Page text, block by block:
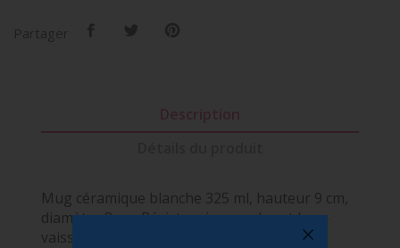
Mug céramique blanche 325 ml, hauteur 9 cm,
diamètre 8 cm. Résiste micro-ondes et lave-
vaisselle. Création française.